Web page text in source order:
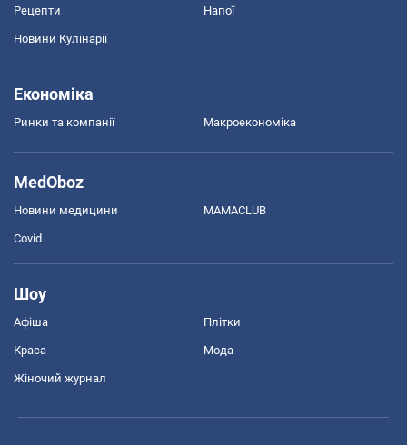
Рецепти Напої
Новини Кулінарії
Економіка
Ринки та компанії Макроекономіка
MedOboz
Новини медицини MAMACLUB
Covid
Шоу
Афіша Плітки
Краса Мода
Жіночий журнал